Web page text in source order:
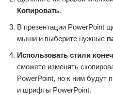
Копировать.
В презентации PowerPoint
мыши и выберите нужные
Использовать стили
сможете изменять
PowerPoint, но к ним будут
и шрифты PowerPoint.